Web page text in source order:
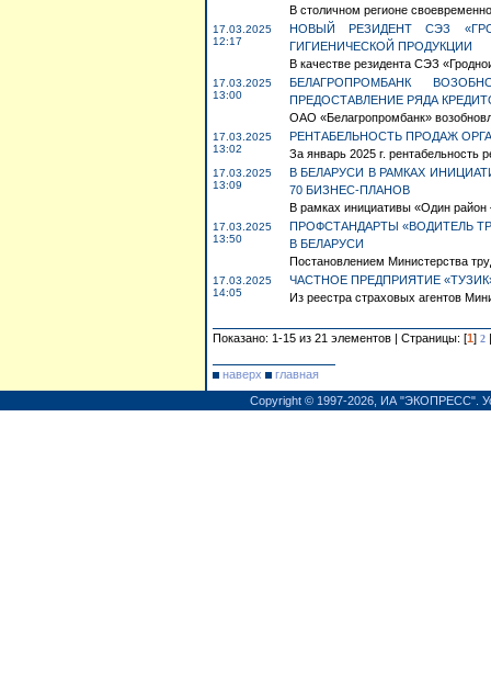
В столичном регионе
17.03.2025
12:17
НОВЫЙ РЕЗИДЕНТ СЭЗ
ГИГИЕНИЧЕСКОЙ ПРОДУКЦИИ
В качестве резидента СЭЗ
17.03.2025
13:00
БЕЛАГРОПРОМБАНК
ПРЕДОСТАВЛЕНИЕ РЯДА
ОАО «Белагропромбанк»
17.03.2025
13:02
РЕНТАБЕЛЬНОСТЬ ПРОДАЖ
За январь 2025 г. рентабельность
17.03.2025
13:09
В БЕЛАРУСИ В РАМКАХ
70 БИЗНЕС-ПЛАНОВ
В рамках инициативы «Один район
17.03.2025
13:50
ПРОФСТАНДАРТЫ «ВОДИТЕЛЬ
В БЕЛАРУСИ
Постановлением Министерства
17.03.2025
14:05
ЧАСТНОЕ ПРЕДПРИЯТИЕ
Из реестра страховых агентов
Показано: 1-15 из 21 элементов | Страницы: [1] 2 |
наверх
главная
Copyright © 1997-2026, ИА "ЭКОПРЕСС".